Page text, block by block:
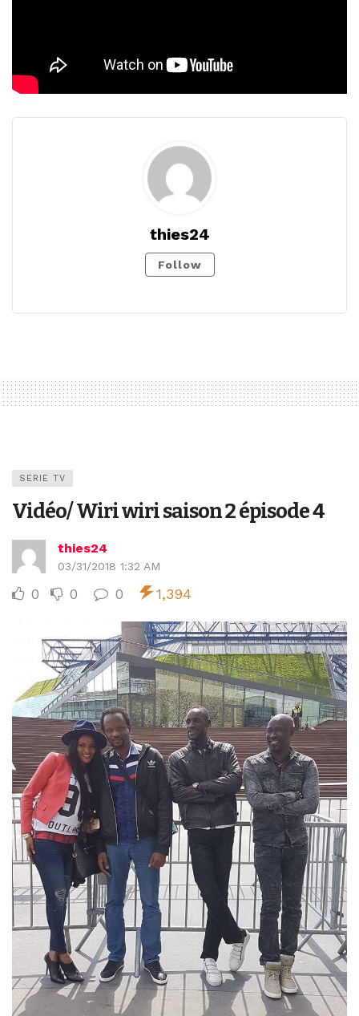
thies24
Follow
SERIE TV
Vidéo/ Wiri wiri saison 2 épisode 4
thies24
03/31/2018 1:32 AM
0 0 0 1,394